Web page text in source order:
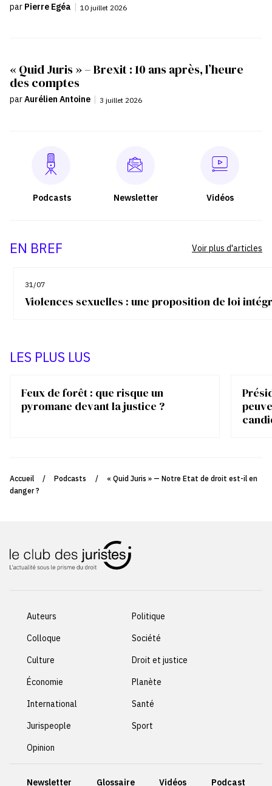
par Pierre Egéa | 10 juillet 2026
« Quid Juris » – Brexit : 10 ans après, l’heure
des comptes
parAurélien Antoine 3 juillet 2026
Podcasts Newsletter Vidéos
EN BREF
31/07
Violences sexuelles : une proposition de loi
Voir plus d'articles
LES PLUS LUS
Feux de forêt : que risque un
pyromane devant la justice ?
Accueil / Podcasts /
« Quid Juris » — Notre Etat de droit est-il en
danger ?
Auteurs
Colloque
Culture
Économie
International
Jurispeople
Opinion
Politique
Société
Droit et justice
Planète
Santé
Sport
Newsletter Glossaire Vidéos Podcast